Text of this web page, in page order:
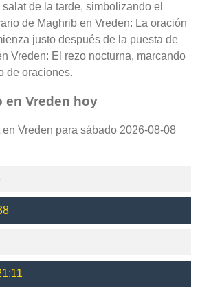
de la tarde, simbolizando el
de Maghrib en Vreden: La oración
justo después de la puesta de
Vreden: El rezo nocturna, marcando
de oraciones.
en Vreden hoy
Vreden para sábado 2026-08-08